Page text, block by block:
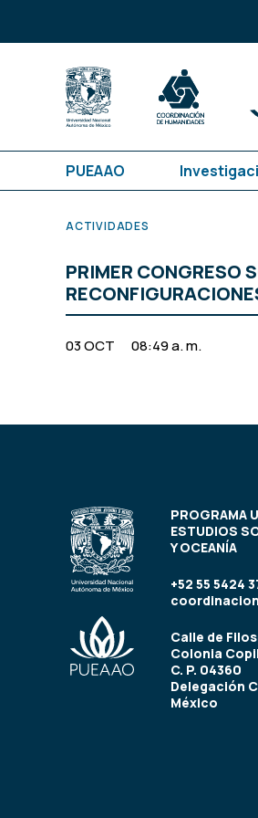
PUEAAO
ACTIVIDADES
PRIMER CONGRESO
03 OCT 08:49 a. m.
PROGRAMA
ESTUDIOS
Y OCEANÍA
+52 55 5424
Calle de
Colonia
C. P. 04360
Delegación
México